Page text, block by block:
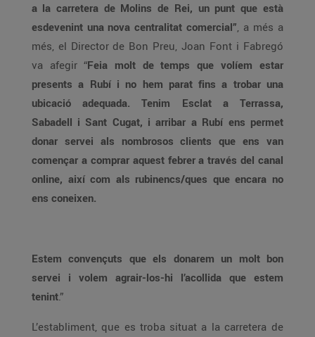
a la carretera de Molins de Rei, un punt que està
esdevenint una nova centralitat comercial”, a més a
més, el Director de Bon Preu, Joan Font i Fabregó
va afegir “Feia molt de temps que volíem estar
presents a Rubí i no hem parat fins a trobar una
ubicació adequada. Tenim Esclat a Terrassa,
Sabadell i Sant Cugat, i arribar a Rubí ens permet
donar servei als nombrosos clients que ens van
començar a comprar aquest febrer a través del canal
online, així com als rubinencs/ques que encara no
ens coneixen.
Estem convençuts que els donarem un molt bon
servei i volem agrair-los-hi l’acollida que estem
tenint.”
L’establiment, que es troba situat a la carretera de